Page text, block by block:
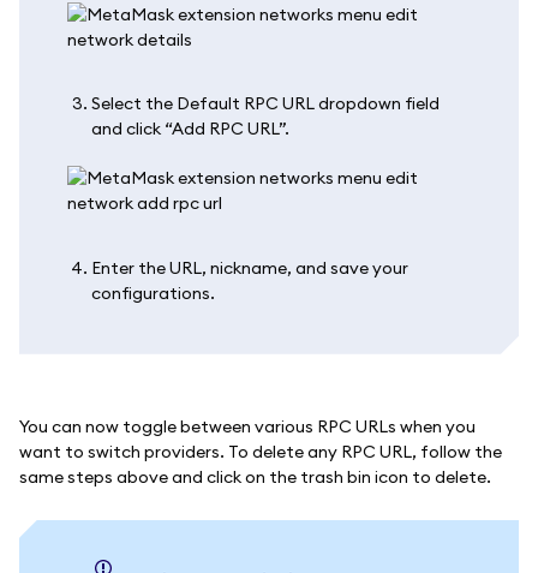
Select the Default RPC URL dropdown field
and click “Add RPC URL”.
Enter the URL, nickname, and save your
configurations.
You can now toggle between various RPC URLs when you
want to switch providers. To delete any RPC URL, follow the
same steps above and click on the trash bin icon to delete.